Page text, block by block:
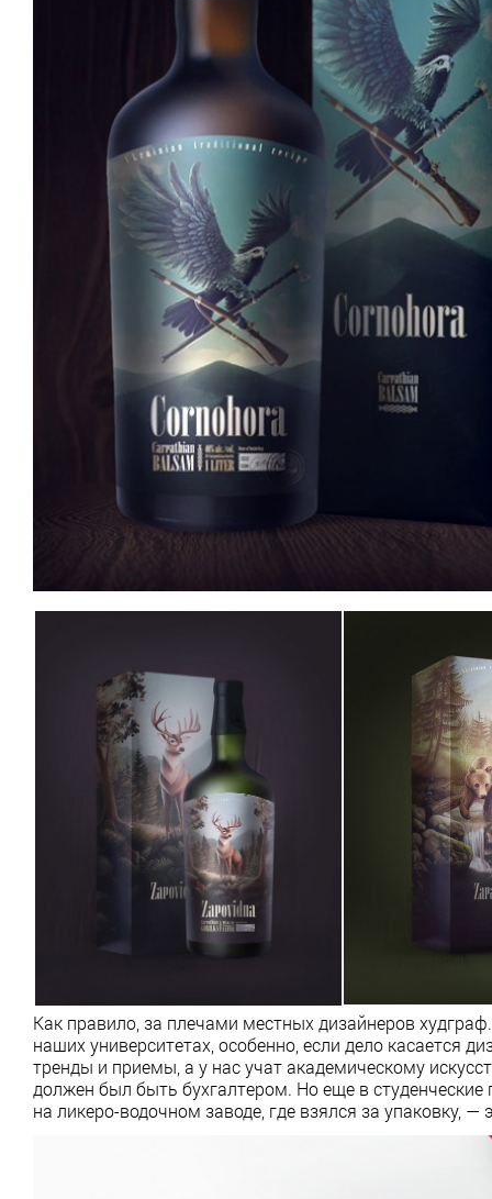
Как правило, за плечами местных дизайнеров
наших университетах, особенно, если дело касается
тренды и приемы, а у нас учат академическому
должен был быть бухгалтером. Но еще в
на ликеро-водочном заводе, где взялся за упаковку,